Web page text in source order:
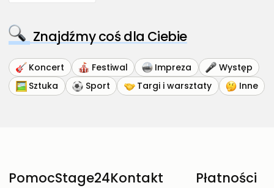
Znajdźmy coś dla Ciebie
Koncert Festiwal Impreza
Występ
Sztuka
Sport Targi i warsztaty Inne
PomocStage24Kontakt Płatności